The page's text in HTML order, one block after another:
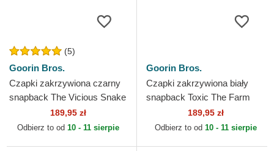
(5)
Goorin Bros.
Czapki zakrzywiona czarny
snapback The Vicious Snake
Core Combo The Farm
Goorin Bros.
189,95 zł
Odbierz to od 10 - 11 sierpie
Goorin Bros.
Czapki zakrzywiona biały
snapback Toxic The Farm
Goorin Bros.189,95 zł
Odbierz to od 10 - 11 sierpie